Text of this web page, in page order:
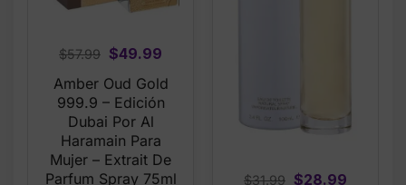
$57.99 Original
price
was:
$57.99.
$49.99
price
is:
Amber Oud Gold
999.9 – Edición
Dubai Por Al
Haramain Para
Mujer – Extrait De
Parfum Spray 75ml
$31.99 Original
$28.99